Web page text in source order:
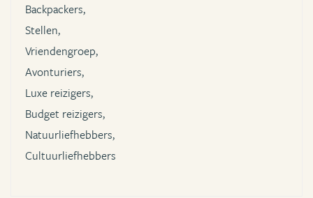
Backpackers,
Stellen,
Vriendengroep,
Avonturiers,
Luxe reizigers,
Budget reizigers,
Natuurliefhebbers,
Cultuurliefhebbers